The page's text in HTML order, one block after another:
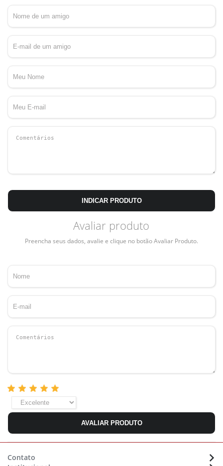
INDICAR PRODUTO
Avaliar produto
Preencha seus dados, avalie e clique no botão Avaliar Produto.
AVALIAR PRODUTO
Contato